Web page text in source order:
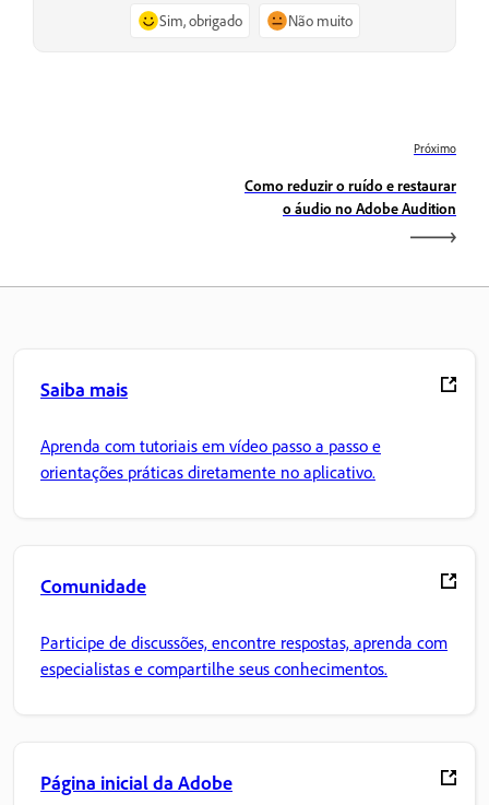
Sim, obrigado Não muito
Próximo
Como reduzir o ruído e restaurar
o áudio no Adobe Audition
Saiba mais
Aprenda com tutoriais em vídeo passo a passo e
orientações práticas diretamente no aplicativo.
Comunidade
Participe de discussões, encontre respostas, aprenda com
especialistas e compartilhe seus conhecimentos.
Página inicial da Adobe